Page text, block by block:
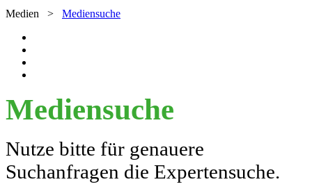
Medien > Mediensuche
Mediensuche
Nutze bitte für genauere
Suchanfragen die Expertensuche.